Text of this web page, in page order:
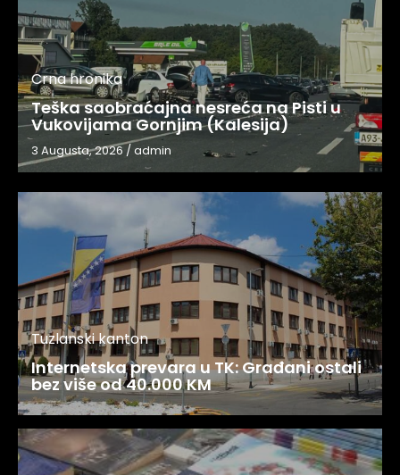
Crna hronika
Teška saobraćajna nesreća na Pisti u
Vukovijama Gornjim (Kalesija)
3 Augusta, 2026/admin
Tuzlanski kanton
Internetska prevara u TK: Građani ostali
bez više od 40.000 KM